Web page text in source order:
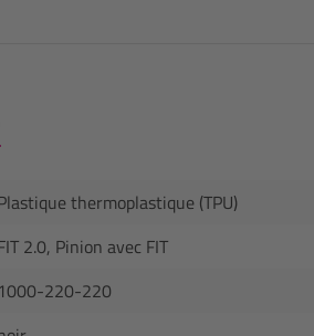
thermoplastique (TPU)
2.0, Pinion avec FIT
1000-220-220